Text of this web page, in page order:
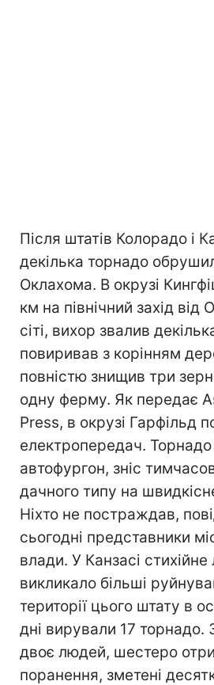
Після штатів Колорадо і
декілька торнадо
Оклахома. В окрузі
км на північний захід від
сіті, вихор звалив
повиривав з корінням
повністю знищив три
одну ферму. Як передає
Press, в окрузі Гарфільд
електропередач.
автофургон, зніс
дачного типу на
Ніхто не постраждав,
сьогодні представники
влади. У Канзасі стихійне
викликало більші
території цього штату в
дні вирували 17 торнадо.
двоє людей, шестеро
поранення, зметені